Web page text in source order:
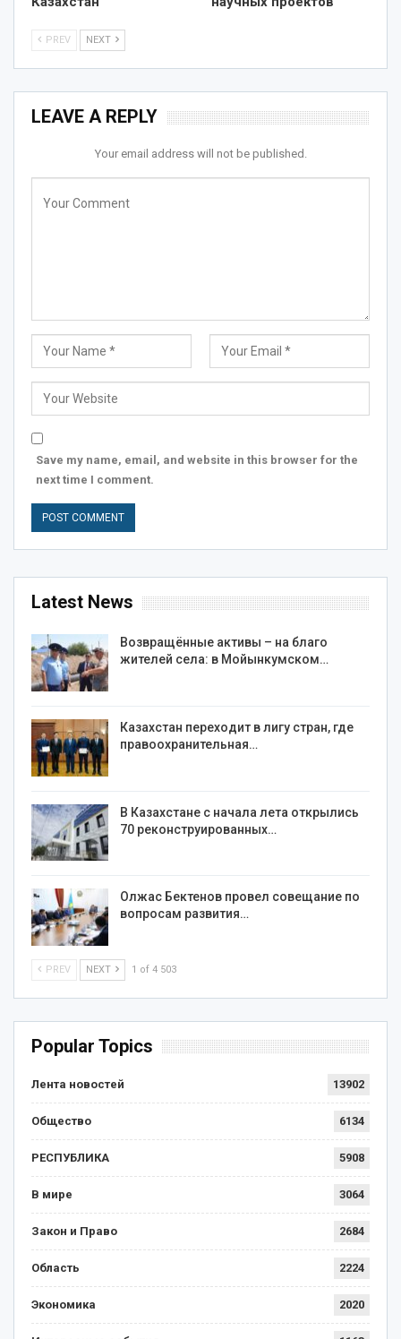
PREV NEXT
LEAVE A REPLY
Your email address will not be published.
Save my name, email, and website in this browser for the
next time I comment.
Latest News
Возвращённые активы – на благо
жителей села: в Мойынкумском…
Казахстан переходит в лигу стран, где
правоохранительная…
В Казахстане с начала лета открылись
70 реконструированных…
Олжас Бектенов провел совещание по
вопросам развития…
PREV NEXT 1 of 4 503
Popular Topics
Лента новостей 13902
Общество 6134
РЕСПУБЛИКА 5908
В мире 3064
Закон и Право 2684
Область 2224
Экономика 2020